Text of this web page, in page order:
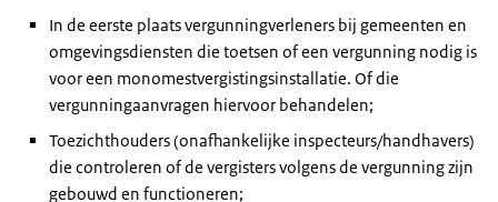
In de eerste plaats vergunningverleners bij gemeenten en
omgevingsdiensten die toetsen of een vergunning nodig is
voor een monomestvergistingsinstallatie. Of die
vergunningaanvragen hiervoor behandelen;
Toezichthouders (onafhankelijke inspecteurs/handhavers)
die controleren of de vergisters volgens de vergunning zijn
gebouwd en functioneren;